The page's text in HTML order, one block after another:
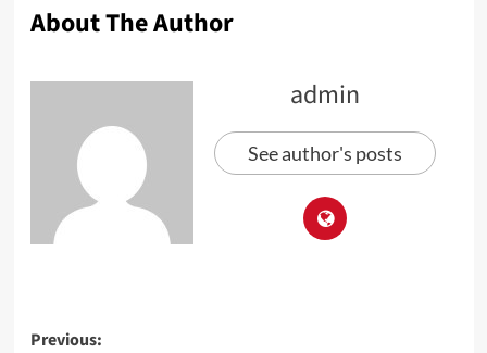
About The Author
admin
See author's posts
Previous: